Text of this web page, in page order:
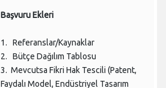
Başvuru Ekleri
1. Referanslar/Kaynaklar
2. Bütçe Dağılım Tablosu
3. Mevcutsa Fikri Hak Tescili (Patent,
Faydalı Model, Endüstriyel Tasarım